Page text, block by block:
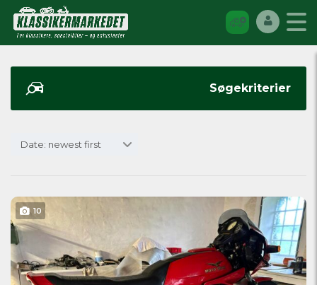
Søgekriterier
Date: newest first
10